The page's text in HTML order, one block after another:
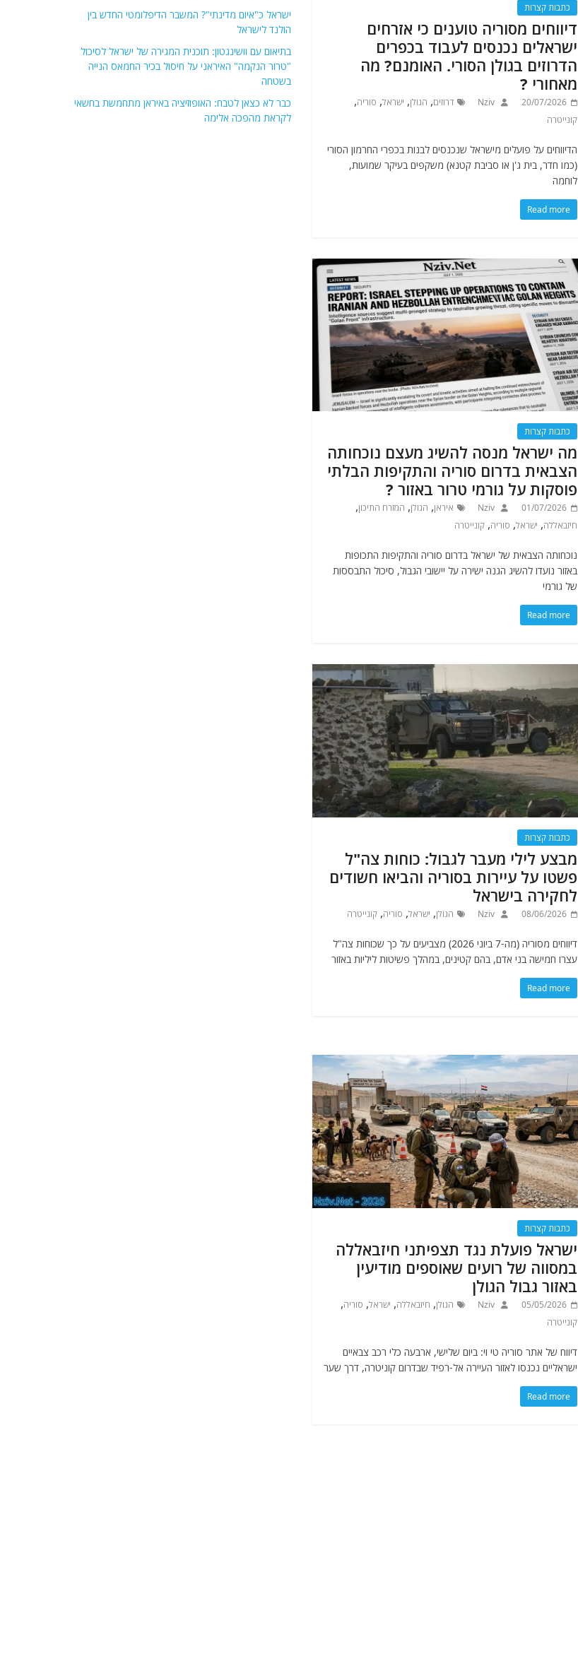
כתבות קצרות
דיווחים מסוריה טוענים כי אזרחים
ישראלים נכנסים לעבוד בכפרים
הדרוזים בגולן הסורי. האומנם? מה
מאחורי ?
20/07/2026
Nziv דרוזים, הגולן, ישראל, סוריה,
קונייטרה
הדיווחים על פועלים מישראל שנכנסים לבנות בכפרי החרמון הסורי
(כמו חדר, בית ג'ן או סביבת קטנא) משקפים בעיקר שמועות,
לוחמה
Read more
כתבות קצרות
מה ישראל מנסה להשיג מעצם נוכחותה
הצבאית בדרום סוריה והתקיפות הבלתי
פוסקות על גורמי טרור באזור ?
01/07/2026
Nziv איראן, הגולן, המזרח התיכון,
חיזבאללה, ישראל, סוריה,קונייטרה
נוכחותה הצבאית של ישראל בדרום סוריה והתקיפות התכופות
באזור נועדו להשיג הגנה ישירה על יישובי הגבול, סיכול התבססות
של גורמי
Read more
כתבות קצרות
מבצע לילי מעבר לגבול: כוחות צה"ל
פשטו על עיירות בסוריה והביאו חשודים
לחקירה בישראל
08/06/2026
Nziv הגולן, ישראל, סוריה,קונייטרה
דיווחים מסוריה (מה-7 ביוני 2026) מצביעים על כך שכוחות צה"ל
עצרו חמישה בני אדם, בהם קטינים, במהלך פשיטות ליליות באזור
Read more
כתבות קצרות
ישראל פועלת נגד תצפיתני חיזבאללה
במסווה של רועים שאוספים מודיעין
באזור גבול הגולן
05/05/2026
Nziv הגולן, חיזבאללה, ישראל, סוריה,
קונייטרה
דיווח של אתר סוריה טי וי: ביום שלישי, ארבעה כלי רכב צבאיים
ישראליים נכנסו לאזור העיירה אל-רפיד שבדרום קוניטרה, דרך שער
Read more
ישראל כ"איום מדינתי"? המשבר הדיפלומטי החדש בין
הולנד לישראל
בתיאום עם וושינגטון: תוכנית המגירה של ישראל לסיכול
"טרור הנקמה" האיראני על חיסול בכיר החמאס הנייה
בשטחה
כבר לא כצאן לטבח: האופוזיציה באיראן מתחמשת בחשאי
לקראת מהפכה אלימה